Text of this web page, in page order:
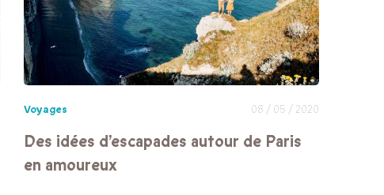
Voyages 08 / 05 / 2020
Des idées d’escapades autour de Paris
en amoureux